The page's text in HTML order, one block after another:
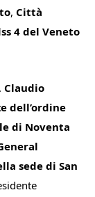
, Città
4 del Veneto
Claudio
dell’ordine
di Noventa
sede di San